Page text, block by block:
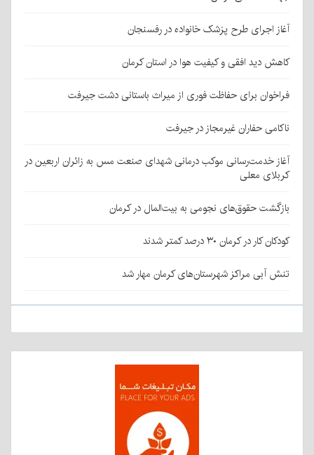
اجرای طرح پزشک خانواده در رفسنجان
دید افقی و کیفیت هوا در استان کرمان
برای حفاظت فوری از میراث باستانی دشت جیرفت
حفاران غیرمجاز در جیرفت
خدمت‌رسانی موکب درمانی شهدای صنعت مس به زائران اربعین در
معلی
حقوق‌های نجومی به بیت‌المال در کرمان
کار در کرمان ۳۰ درصد کمتر شدند
آبی مراکز شهرستان‌های کرمان مهار شد